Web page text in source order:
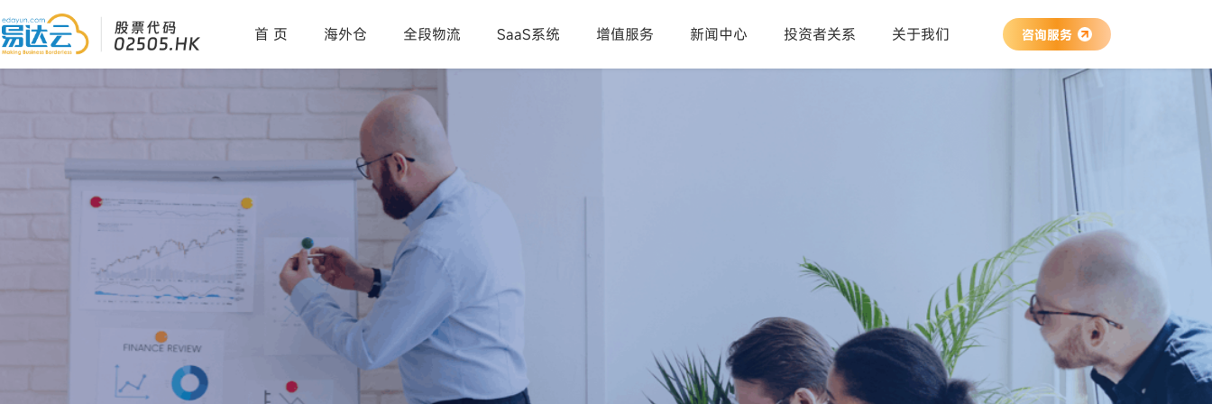
首 页 海外仓 全段物流 SaaS系统 增值服务 新闻中心 投资者关系 关于我们 咨询服务